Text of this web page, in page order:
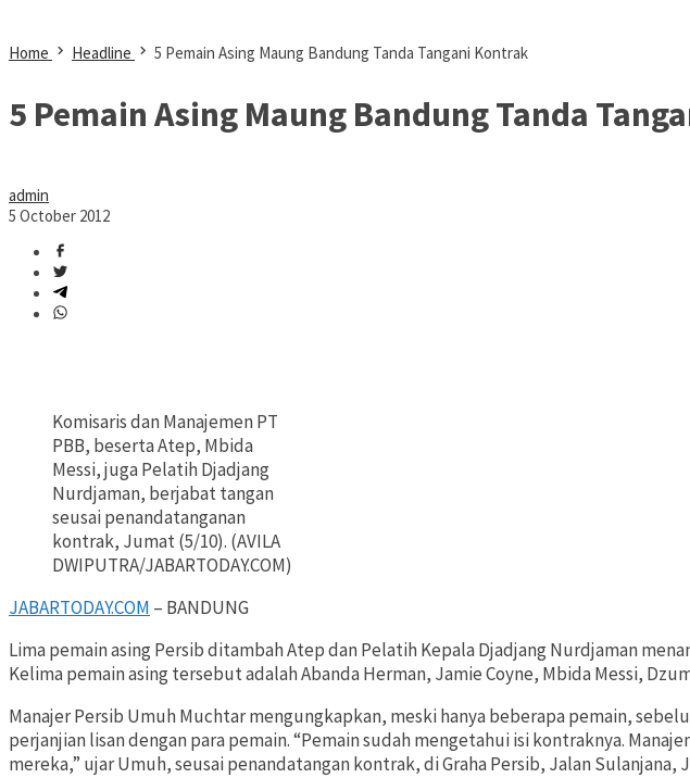
Home Headline 5 Pemain Asing Maung Bandung Tanda Tangani Kontrak
5 Pemain Asing Maung Bandung Tanda
admin
5 October 2012
Komisaris dan Manajemen PT
PBB, beserta Atep, Mbida
Messi, juga Pelatih Djadjang
Nurdjaman, berjabat tangan
seusai penandatanganan
kontrak, Jumat (5/10). (AVILA
DWIPUTRA/JABARTODAY.COM)
JABARTODAY.COM – BANDUNG
Lima pemain asing Persib ditambah Atep dan Pelatih Kepala Djadjang Nurdjaman
Kelima pemain asing tersebut adalah Abanda Herman, Jamie Coyne, Mbida Messi,
Manajer Persib Umuh Muchtar mengungkapkan, meski hanya beberapa pemain,
perjanjian lisan dengan para pemain. “Pemain sudah mengetahui isi kontraknya.
mereka,” ujar Umuh, seusai penandatangan kontrak, di Graha Persib, Jalan Sulanjana,